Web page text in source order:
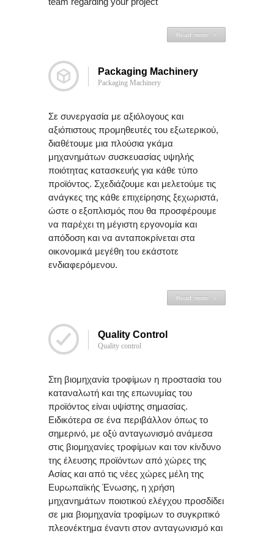
Read more
Packaging Machinery
Packaging Machinery
Σε συνεργασία με αξιόλογους και
αξιόπιστους προμηθευτές του εξωτερικού,
διαθέτουμε μια πλούσια γκάμα
μηχανημάτων συσκευασίας υψηλής
ποιότητας κατασκευής για κάθε τύπο
προϊόντος. Σχεδιάζουμε και μελετούμε τις
ανάγκες της κάθε επιχείρησης ξεχωριστά,
ώστε ο εξοπλισμός που θα προσφέρουμε
να παρέχει τη μέγιστη εργονομία και
απόδοση και να ανταποκρίνεται στα
οικονομικά μεγέθη του εκάστοτε
ενδιαφερόμενου.
Read more
Quality Control
Quality control
Στη βιομηχανία τροφίμων η προστασία του
καταναλωτή και της επωνυμίας του
προϊόντος είναι υψίστης σημασίας.
Ειδικότερα σε ένα περιβάλλον όπως το
σημερινό, με οξύ ανταγωνισμό ανάμεσα
στις βιομηχανίες τροφίμων και τον κίνδυνο
της έλευσης προϊόντων από χώρες της
Ασίας και από τις νέες χώρες μέλη της
Ευρωπαϊκής Ένωσης, η χρήση
μηχανημάτων ποιοτικού ελέγχου προσδίδει
σε μια βιομηχανία τροφίμων το συγκριτικό
πλεονέκτημα έναντι στον ανταγωνισμό και